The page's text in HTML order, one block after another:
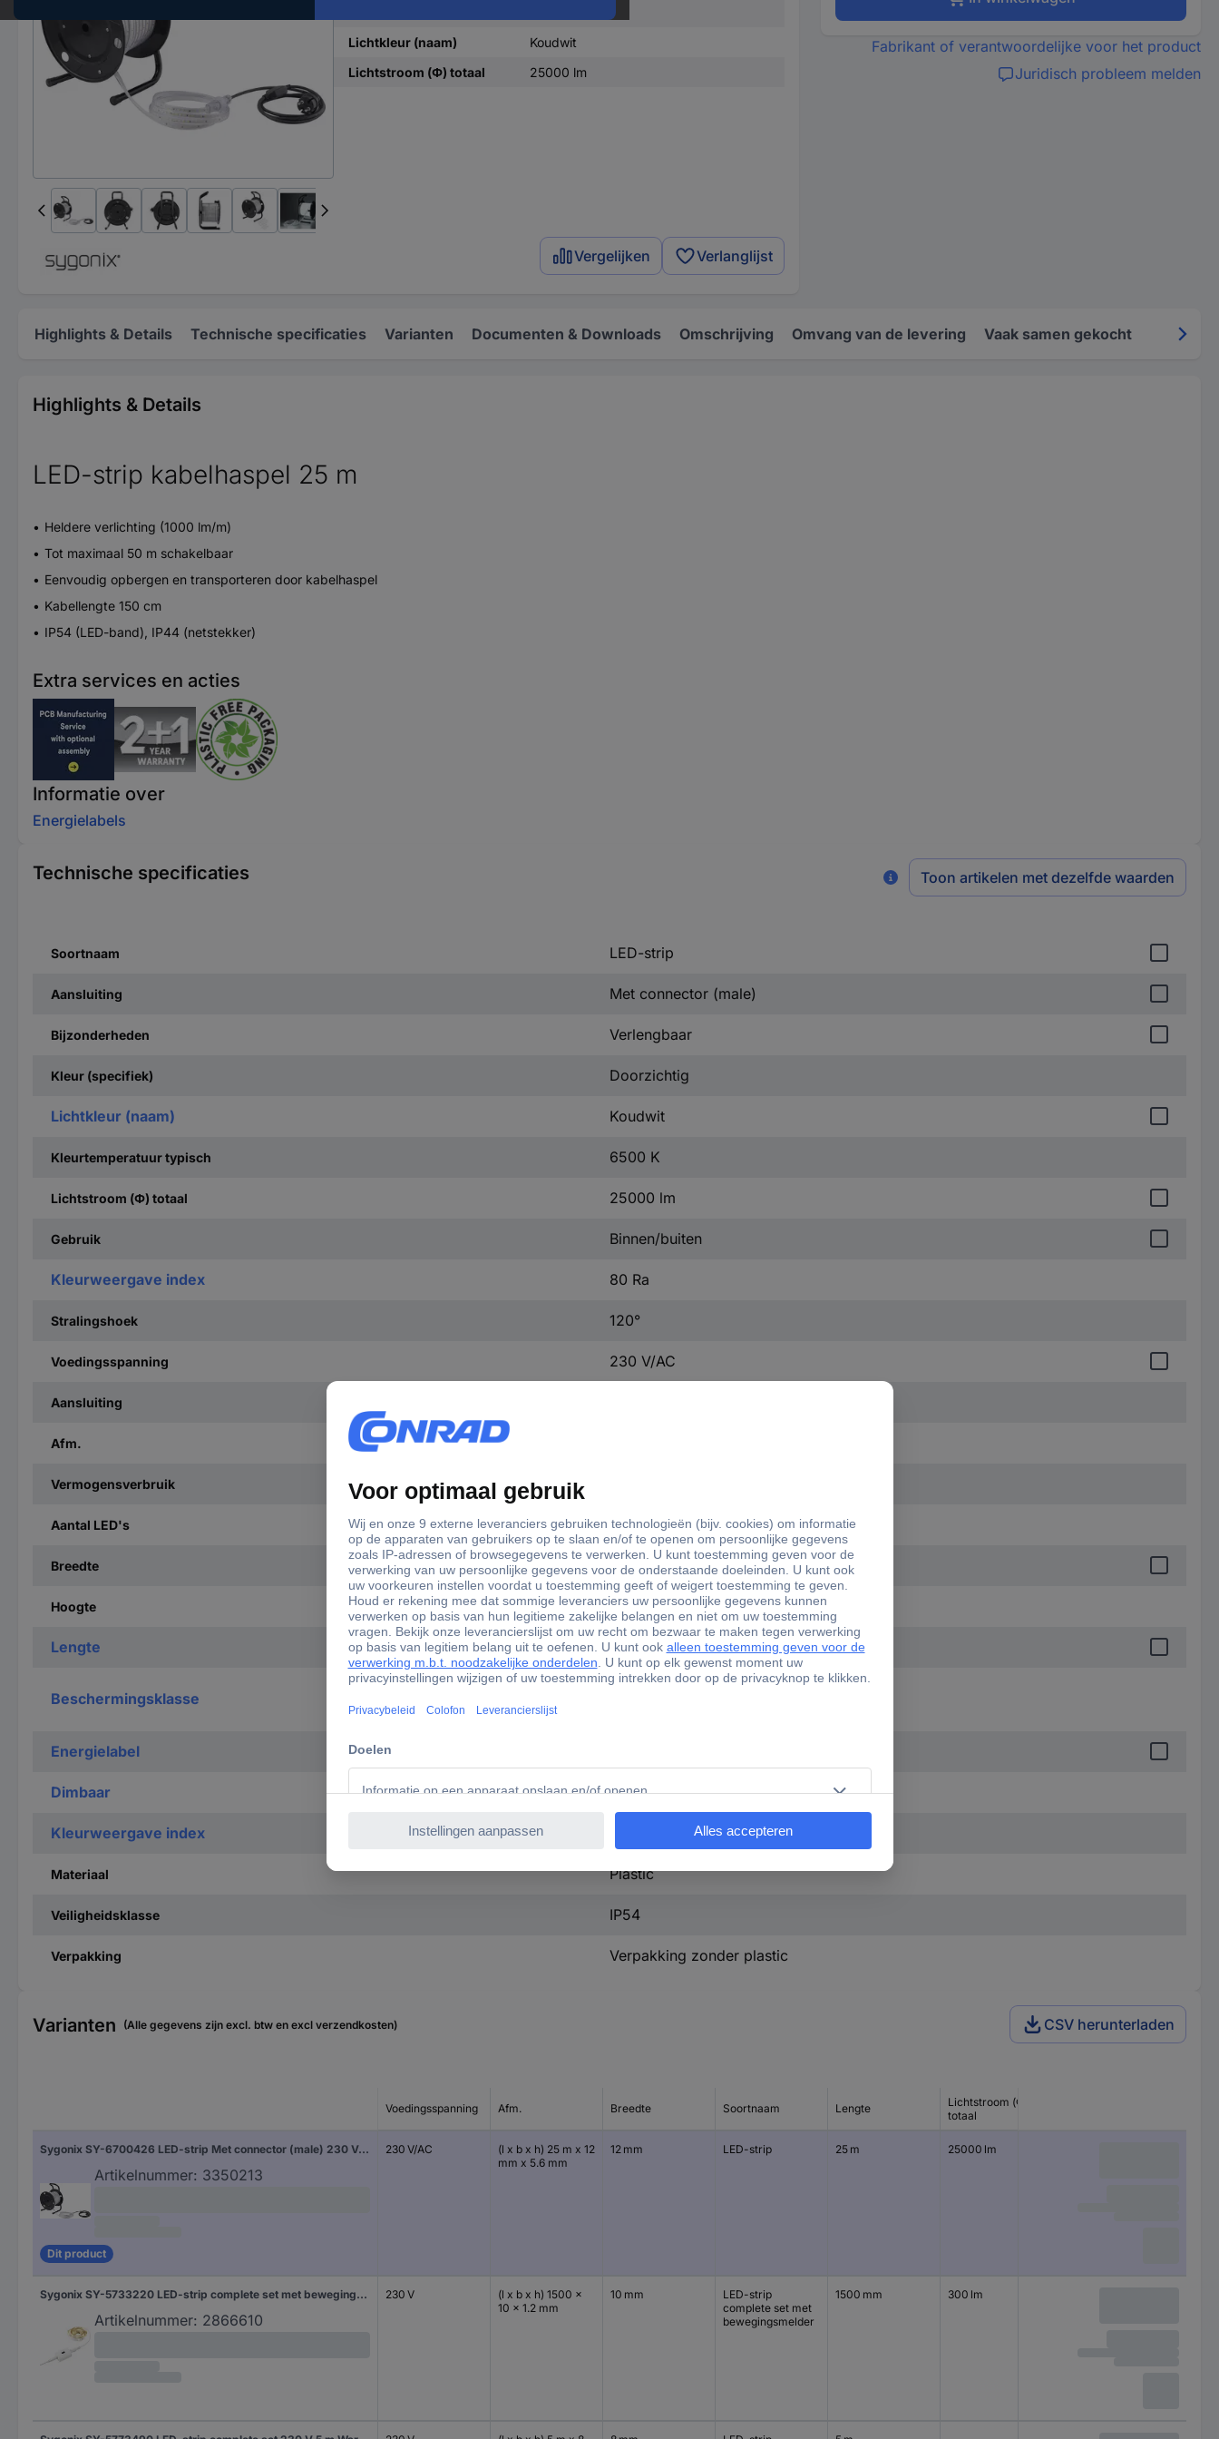
Lichtkleur (naam)
Koudwit
Lichtstroom (Φ) totaal
25000 lm
Vergelijken Verlanglijst
Fabrikant of verantwoordelijke voor het product
Juridisch probleem melden
Highlights & Details Technische specificaties Varianten Documenten & Downloads Omschrijving Omvang van de levering Vaak samen gekocht
Highlights & Details
LED-strip kabelhaspel 25 m
Heldere verlichting (1000 lm/m)
Tot maximaal 50 m schakelbaar
Eenvoudig opbergen en transporteren door kabelhaspel
Kabellengte 150 cm
IP54 (LED-band), IP44 (netstekker)
Extra services en acties
Informatie over
Energielabels
Technische specificaties Toon artikelen met dezelfde waarden
Soortnaam LED-strip
Aansluiting Met connector (male)
Bijzonderheden Verlengbaar
Kleur (specifiek) Doorzichtig
Lichtkleur (naam) Koudwit
Kleurtemperatuur typisch 6500 K
Lichtstroom (Φ) totaal 25000 lm
Gebruik Binnen/buiten
Kleurweergave index 80 Ra
Stralingshoek 120°
Voedingsspanning 230 V/AC
Aansluiting
Afm.
Vermogensverbruik
Aantal LED's 3000 stuk(s)
Breedte 12 mm
Hoogte 5.6 mm
Lengte 25 m
Beschermingsklasse
IP44
Energielabel
Dimbaar Nee
Kleurweergave index
Materiaal Plastic
Veiligheidsklasse IP54
Verpakking Verpakking zonder plastic
Varianten (Alle gegevens zijn excl. btw en excl verzendkosten) CSV herunterladen
Voedingsspanning Afm. Breedte Soortnaam Lengte
Lichtstroom (Φ)
totaal
Sygonix SY-6700426 LED-strip Met connector (male) 230 V/AC 25 m Koudwit 1 stuk(s)
Artikelnummer: 3350213
Dit product
230 V/AC
(l x b x h) 25 m x 12
mm x 5.6 mm
12 mm LED-strip 25 m 25000 lm
Sygonix SY-5733220 LED-strip complete set met bewegingsmelder 230 V 1500 mm Natuurwit 1 stuk(s)
Artikelnummer: 2866610
230 V
(l x b x h) 1500 x
10 x 1.2 mm
10 mm
LED-strip
complete set met
bewegingsmelder
1500 mm 300 lm